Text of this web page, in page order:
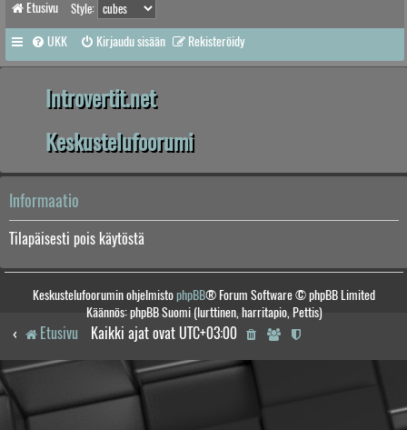
Etusivu Style:
UKK Kirjaudu sisään Rekisteröidy
Introvertit.net
Keskustelufoorumi
Informaatio
Tilapäisesti pois käytöstä
Keskustelufoorumin ohjelmistophpBB® Forum Software © phpBB Limited
Käännös: phpBB Suomi (lurttinen, harritapio, Pettis)
Etusivu Kaikki ajat ovat UTC+03:00